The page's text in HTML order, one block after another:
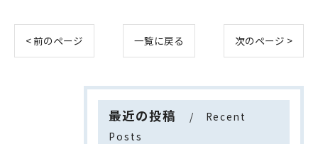
< 前のページ 一覧に戻る 次のページ >
最近の投稿
Recent
Posts